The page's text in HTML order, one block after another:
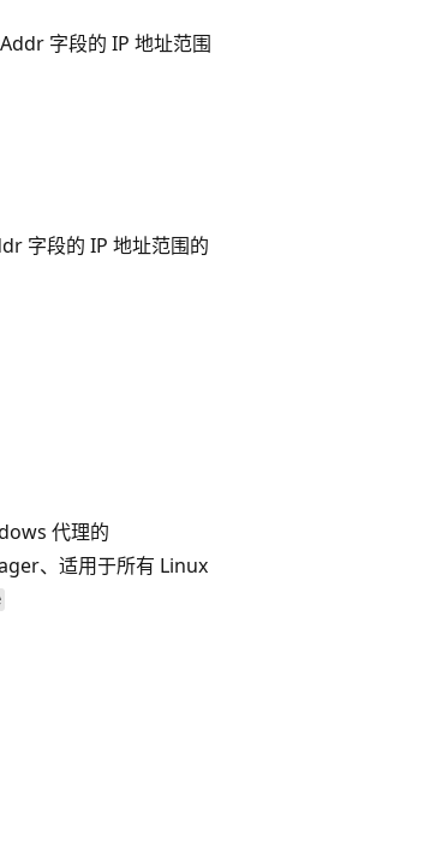
字段的 IP 地址范围
字段的 IP 地址范围的
代理的
、适用于所有 Linux